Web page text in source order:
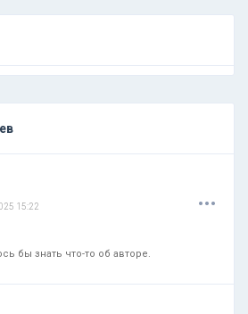
15:22 ...
бы знать что-то об авторе.